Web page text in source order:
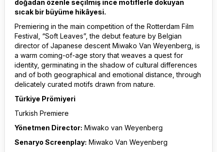
doğadan özenle seçilmiş ince motiflerle dokuyan
sıcak bir büyüme hikâyesi.
Premiering in the main competition of the Rotterdam Film
Festival, “Soft Leaves”, the debut feature by Belgian
director of Japanese descent Miwako Van Weyenberg, is
a warm coming-of-age story that weaves a quest for
identity, germinating in the shadow of cultural differences
and of both geographical and emotional distance, through
delicately curated motifs drawn from nature.
Türkiye Prömiyeri
Turkish Premiere
Yönetmen Director: Miwako van Weyenberg
Senaryo Screenplay: Miwako Van Weyenberg